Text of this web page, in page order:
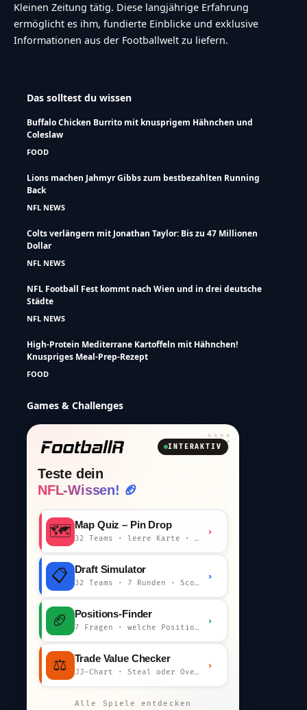
Kleinen Zeitung tätig. Diese langjährige Erfahrung
ermöglicht es ihm, fundierte Einblicke und exklusive
Informationen aus der Footballwelt zu liefern.
Das solltest du wissen
Buffalo Chicken Burrito mit knusprigem Hähnchen und
Coleslaw
FOOD
Lions machen Jahmyr Gibbs zum bestbezahlten Running
Back
NFL NEWS
Colts verlängern mit Jonathan Taylor: Bis zu 47 Millionen
Dollar
NFL NEWS
NFL Football Fest kommt nach Wien und in drei deutsche
Städte
NFL NEWS
High-Protein Mediterrane Kartoffeln mit Hähnchen!
Knuspriges Meal-Prep-Rezept
FOOD
Games & Challenges
INTERAKTIV
Teste dein
NFL-Wissen! 🏈
🗺️ Map Quiz – Pin Drop
32 Teams · leere Karte · km-Wertung
›
📋 Draft Simulator
32 Teams · 7 Runden · Scout-Kommentar
›
🏈 Positions-Finder
7 Fragen · welche Position bist du?
›
⚖️ Trade Value Checker
JJ-Chart · Steal oder Overpay?
›
Alle Spiele entdecken